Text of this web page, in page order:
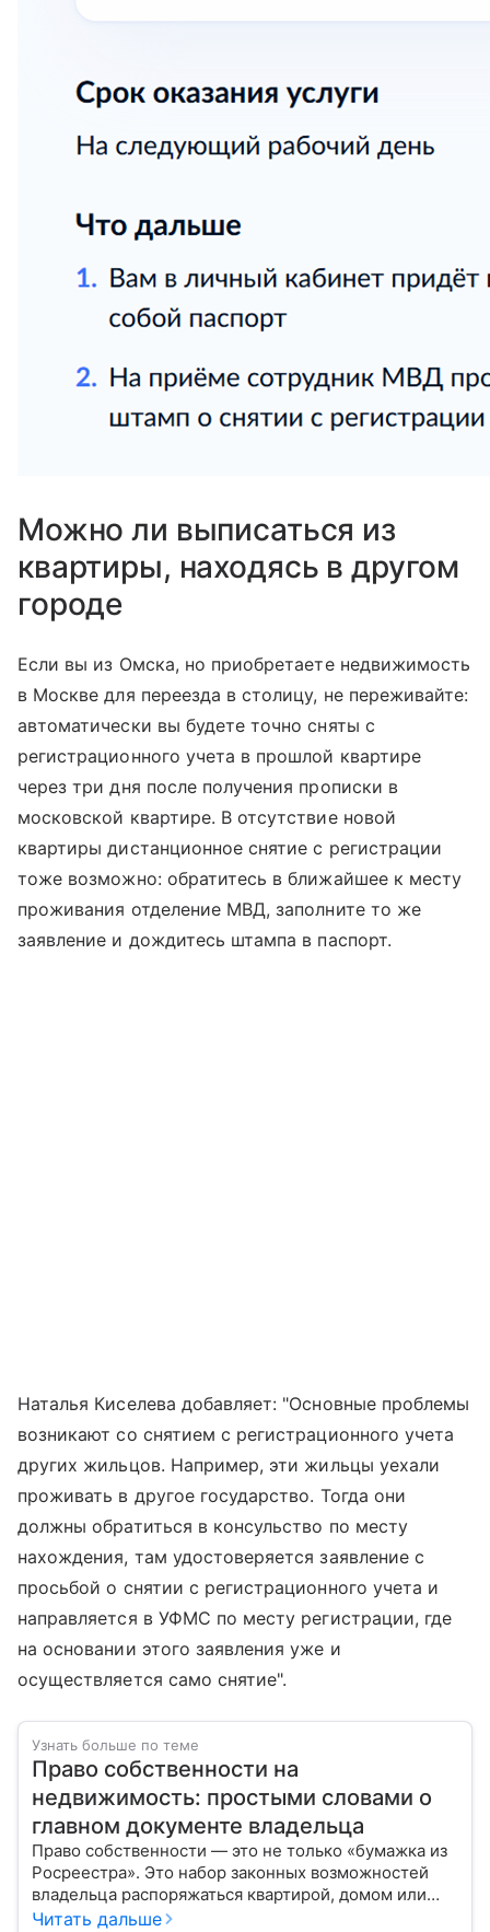
Можно ли выписаться из
квартиры, находясь в другом
городе
Если вы из Омска, но приобретаете недвижимость
в Москве для переезда в столицу, не переживайте:
автоматически вы будете точно сняты с
регистрационного учета в прошлой квартире
через три дня после получения прописки в
московской квартире. В отсутствие новой
квартиры дистанционное снятие с регистрации
тоже возможно: обратитесь в ближайшее к месту
проживания отделение МВД, заполните то же
заявление и дождитесь штампа в паспорт.
Наталья Киселева добавляет: "Основные проблемы
возникают со снятием с регистрационного учета
других жильцов. Например, эти жильцы уехали
проживать в другое государство. Тогда они
должны обратиться в консульство по месту
нахождения, там удостоверяется заявление с
просьбой о снятии с регистрационного учета и
направляется в УФМС по месту регистрации, где
на основании этого заявления уже и
осуществляется само снятие".
Узнать больше по теме
Право собственности на
недвижимость: простыми словами о
главном документе владельца
Право собственности — это не только «бумажка из
Росреестра». Это набор законных возможностей
владельца распоряжаться квартирой, домом или
участком: жить, сдавать, продавать, дарить,
Читать дальше